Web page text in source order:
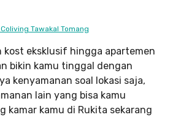
Tawakal Tomang
kost eksklusif hingga apartemen
bikin kamu tinggal dengan
kenyamanan soal lokasi saja,
lain yang bisa kamu
kamar kamu di Rukita sekarang